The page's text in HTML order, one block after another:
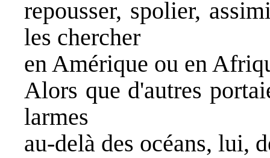
repousser, spolier,
les chercher
en Amérique ou en
Alors que d'autres
larmes
au-delà des océans, lui,